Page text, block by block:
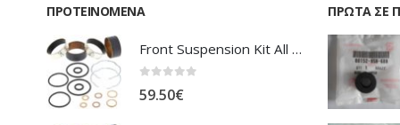
ΠΡΟΤΕΙΝΌΜΕΝΑ
Front Suspension Kit All Balls Honda XL-1000V Varadero
59.50€
ΠΡΏΤΑ ΣΕ